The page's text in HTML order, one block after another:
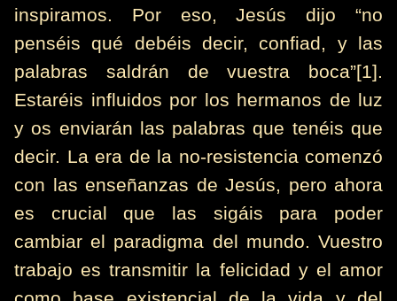
inspiramos. Por eso, Jesús dijo “no
penséis qué debéis decir, confiad, y las
palabras saldrán de vuestra boca”[1].
Estaréis influidos por los hermanos de luz
y os enviarán las palabras que tenéis que
decir. La era de la no-resistencia comenzó
con las enseñanzas de Jesús, pero ahora
es crucial que las sigáis para poder
cambiar el paradigma del mundo. Vuestro
trabajo es transmitir la felicidad y el amor